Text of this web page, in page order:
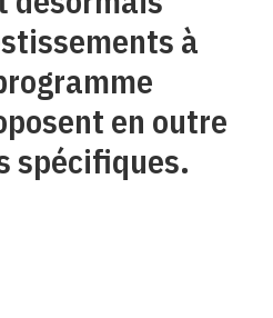
à
en outre
spécifiques.